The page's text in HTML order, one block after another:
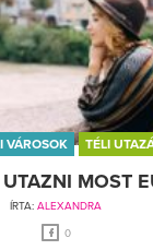
VÁROSOK TÉLI
MOST
ÍRTA: ALEXANDRA
0